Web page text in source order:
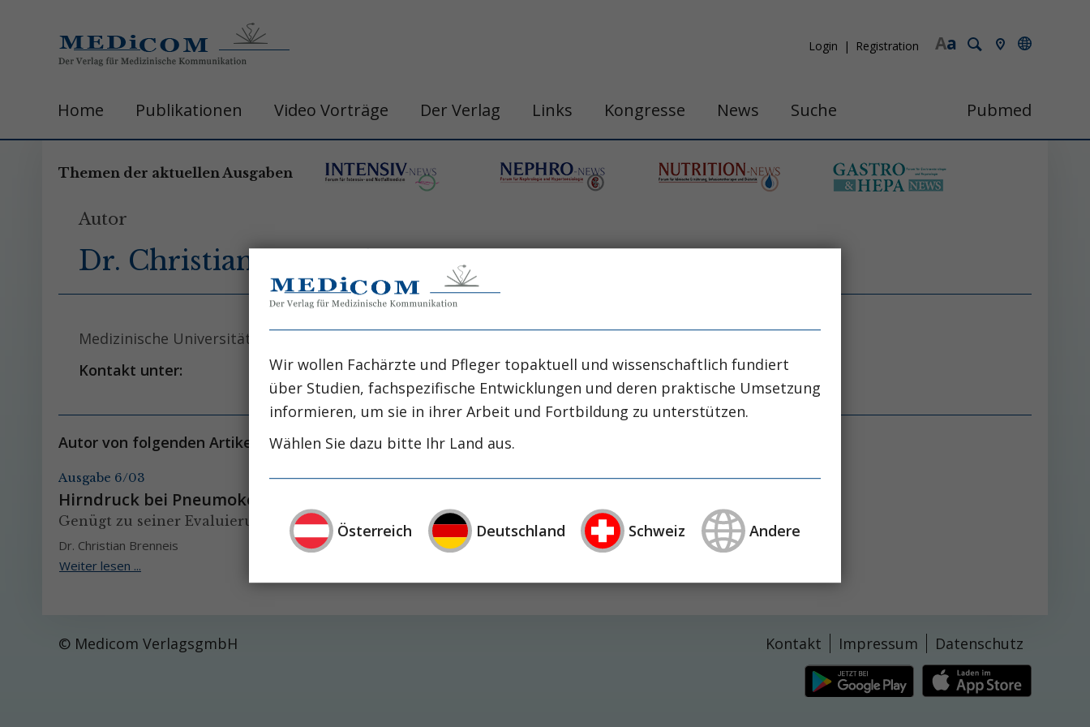
a
A
Login Registration
Home Publikationen Video Vorträge Der Verlag Links Kongresse News Suche Pubmed
Themen der aktuellen Ausgaben
Autor
Dr. Christian Brenneis
Medizinische Universität Innsbruck, Universitätsklinik für Neurologie
Kontakt unter:
Autor von folgenden Artikeln:
Ausgabe 6/03
Hirndruck bei Pneumokokkenmeningitis
Genügt zu seiner Evaluierung eine Bildgebung?
Dr. Christian Brenneis
Weiter lesen ...
© Medicom VerlagsgmbH Kontakt Impressum Datenschutz
Wir wollen Fachärzte und Pfleger topaktuell und wissenschaftlich fundiert
über Studien, fachspezifische Entwicklungen und deren praktische Umsetzung
informieren, um sie in ihrer Arbeit und Fortbildung zu unterstützen.
Wählen Sie dazu bitte Ihr Land aus.
Österreich Deutschland Schweiz Andere